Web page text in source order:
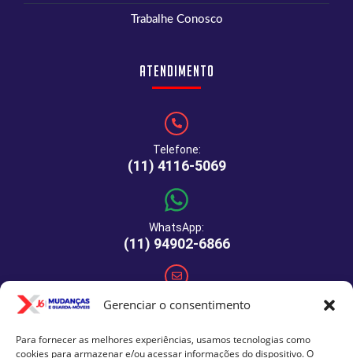
Gerenciar o consentimento
Para fornecer as melhores experiências, usamos tecnologias como
cookies para armazenar e/ou acessar informações do dispositivo. O
Trabalhe Conosco
Atendimento
Telefone:
(11) 4116-5069
WhatsApp:
(11) 94902-6866
E-mail: